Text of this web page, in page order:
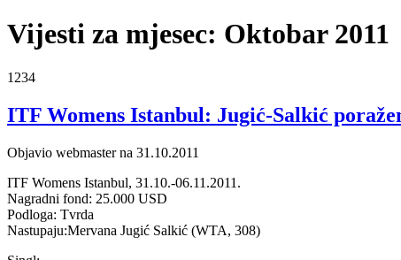
Vijesti za mjesec: Oktobar 2011
1234
ITF Womens Istanbul: Jugić-Salkić
Objavio webmaster na 31.10.2011
ITF Womens Istanbul, 31.10.-06.11.2011.
Nagradni fond: 25.000 USD
Podloga: Tvrda
Nastupaju:Mervana Jugić Salkić (WTA, 308)